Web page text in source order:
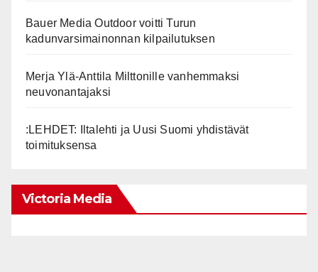
Bauer Media Outdoor voitti Turun
kadunvarsimainonnan kilpailutuksen
Merja Ylä-Anttila Milttonille vanhemmaksi
neuvonantajaksi
:LEHDET: Iltalehti ja Uusi Suomi yhdistävät
toimituksensa
Victoria Media